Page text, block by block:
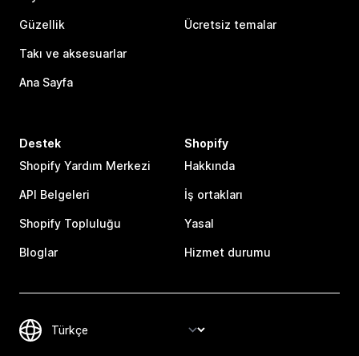
Güzellik
Takı ve aksesuarlar
Ana Sayfa
Ücretsiz temalar
Destek
Shopify Yardım Merkezi
API Belgeleri
Shopify Topluluğu
Bloglar
Shopify
Hakkında
İş ortakları
Yasal
Hizmet durumu